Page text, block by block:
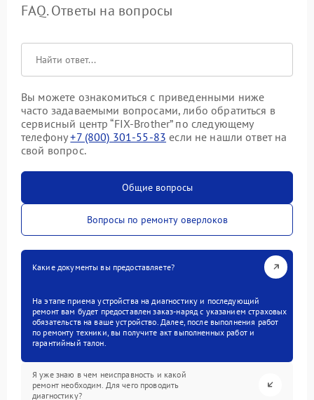
FAQ. Ответы на вопросы
Вы можете ознакомиться с приведенными ниже
часто задаваемыми вопросами, либо обратиться в
сервисный центр “FIX-Brother” по следующему
телефону+7 (800) 301-55-83 если не нашли ответ на
свой вопрос.
Общие вопросы
Вопросы по ремонту оверлоков
Какие документы вы предоставляете?
На этапе приема устройства на диагностику и последующий
ремонт вам будет предоставлен заказ-наряд с указанием страховых
обязательств на ваше устройство. Далее, после выполнения работ
по ремонту техники, вы получите акт выполненных работ и
гарантийный талон.
Я уже знаю в чем неисправность и какой
ремонт необходим. Для чего проводить
диагностику?